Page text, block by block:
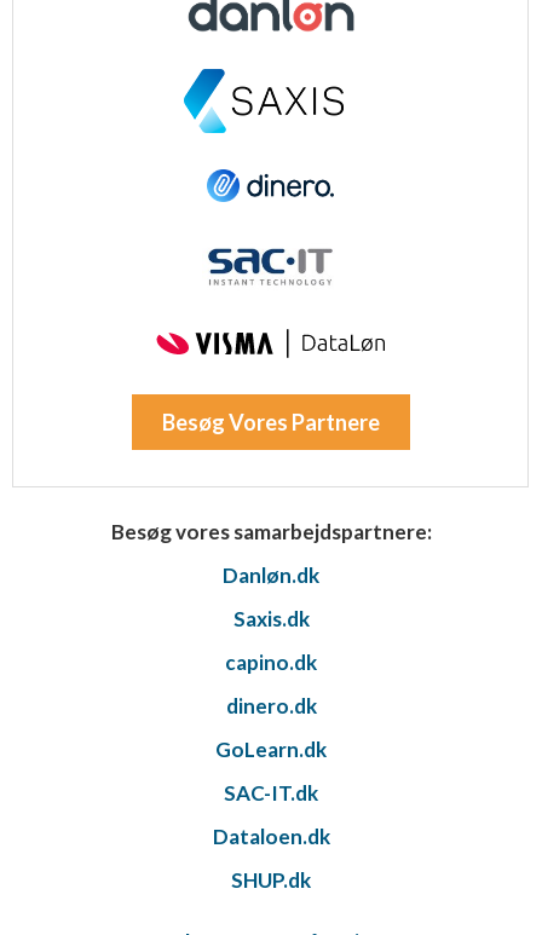
Besøg Vores Partnere
Besøg vores samarbejdspartnere:
Danløn.dk
Saxis.dk
capino.dk
dinero.dk
GoLearn.dk
SAC-IT.dk
Dataloen.dk
SHUP.dk